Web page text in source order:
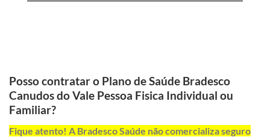
Posso contratar o Plano de Saúde Bradesco
Canudos do Vale Pessoa Fisica Individual ou
Familiar?
Fique atento! A Bradesco Saúde não comercializa seguro